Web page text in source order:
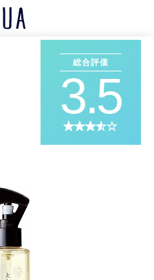
総合評価
3.5